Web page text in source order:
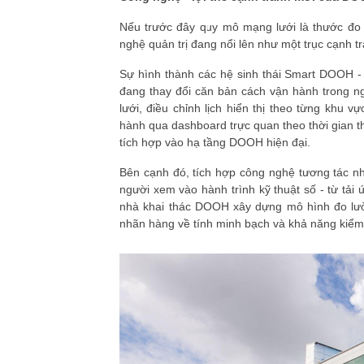
Nếu trước đây quy mô mạng lưới là thước
nghệ quản trị đang nổi lên như một trục cạnh
Sự hình thành các hệ sinh thái Smart
đang thay đổi căn bản cách vận hành trong
lưới, điều chỉnh lịch hiển thị theo từng khu
hành qua dashboard trực quan theo thời gian
tích hợp vào hạ tầng DOOH hiện đại.
Bên cạnh đó, tích hợp công nghệ tương tác
người xem vào hành trình kỹ thuật số - từ tải
nhà khai thác DOOH xây dựng mô hình đo
nhãn hàng về tính minh bạch và khả năng